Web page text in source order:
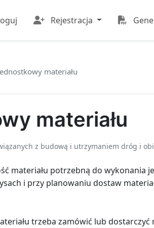
Rejestracja
materiału
materiału
z budową i utrzymaniem dróg i
materiału potrzebną do wykonania
i przy planowaniu dostaw
trzeba zamówić lub